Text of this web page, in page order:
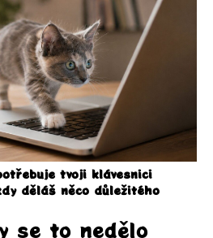
tvoji klávesnici
děláš něco důležitého
se to nedělo